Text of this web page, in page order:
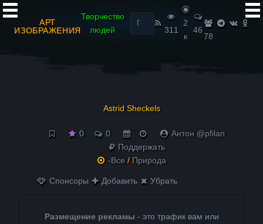
АРТ
ИЗОБРАЖЕНИЯ
Творчество
людей
Найти:
311
2
к
46
78
Astrid Sheckels
0 0
Антон @pfilan
Поддержать
-Все / Природа
Спонсоры Добавить Убрать
Размещение рекламы - это трафик вам или